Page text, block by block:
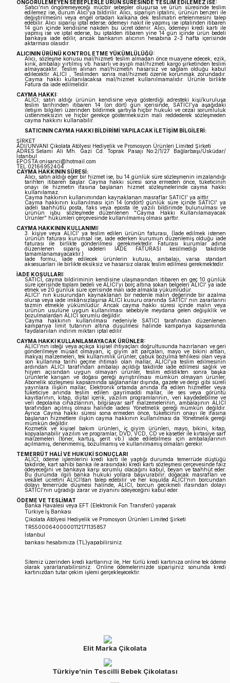
Erkek Bebek Çikolata Küpleri
Erkek Bebek Yeşeren Kalem
Erkek Bebek El Aynası
Kız Bebek Çikolata Küpleri
Kız Bebek Yeşeren Kalem
Kız Bebek El Aynası
ÖNGÖRÜLEMEYEN SEBEPLERLE ÜRÜN SÜRESİNDE TESLİM EDİLEMEZ İSE:
Satıcı’nın öngöremeyeceği mücbir sebepler oluşursa ve ürün süresinde teslim
edilemez ise, durum Alıcı’ya bildirilir. Alıcı, siparişin iptalini, ürünün benzeri ile
değiştirilmesini veya engel ortadan kalkana dek teslimatın ertelenmesini talep
edebilir. Alıcı siparişi iptal ederse; ödemeyi nakit ile yapmış ise iptalinden itibaren
14 gün içinde kendisine nakden bu ücret ödenir. Alıcı, ödemeyi kredi kartı ile
yapmış ise ve iptal ederse, bu iptalden itibaren yine 14 gün içinde ürün bedeli
bankaya iade edilir, ancak bankanın alıcının hesabına 2-3 hafta içerisinde
aktarması olasıdır.
ALICININ ÜRÜNÜ KONTROL ETME YÜKÜMLÜLÜĞÜ:
Alıcı, sözleşme konusu mal/hizmeti teslim almadan önce muayene edecek; ezik,
kırık, ambalajı yırtılmış vb. hasarlı ve ayıplı mal/hizmeti kargo şirketinden teslim
almayacaktır. Teslim alınan mal/hizmetin hasarsız ve sağlam olduğu kabul
edilecektir. ALICI , Teslimden sonra mal/hizmeti özenle korunmak zorundadır.
Cayma hakkı kullanılacaksa mal/hizmet kullanılmamalıdır. Ürünle birlikte
Fatura da iade edilmelidir.
CAYMA HAKKI:
ALICI; satın aldığı ürünün kendisine veya gösterdiği adresteki kişi/kuruluşa
teslim tarihinden itibaren 14 (on dört) gün içerisinde, SATICI’ya aşağıdaki
iletişim bilgileri üzerinden bildirmek şartıyla hiçbir hukuki ve cezai sorumluluk
üstlenmeksizin ve hiçbir gerekçe göstermeksizin malı reddederek sözleşmeden
cayma hakkını kullanabilir.
SATICININ CAYMA HAKKI BİLDİRİMİ YAPILACAK İLETİŞİM BİLGİLERİ:
ŞİRKET
ADI/UNVANI:Çikolata Atölyesi Hediyelik ve Promosyon Ürünleri Limited Şirketi
ADRES:Selami Ali Mh. Gazi Cd. Toprak Pasajı No:2/1/27 Bağlarbaşı/Üsküdar/
İstanbul
EPOSTA:onisanci@hotmail.com
TEL:02166952404
CAYMA HAKKININ SÜRESİ:
Alıcı, satın aldığı eğer bir hizmet ise, bu 14 günlük süre sözleşmenin imzalandığı
tarihten itibaren başlar. Cayma hakkı süresi sona ermeden önce, tüketicinin
onayı ile hizmetin ifasına başlanan hizmet sözleşmelerinde cayma hakkı
kullanılamaz.
Cayma hakkının kullanımından kaynaklanan masraflar SATICI’ ya aittir.
Cayma hakkının kullanılması için 14 (ondört) günlük süre içinde SATICI' ya
iadeli taahhütlü posta, faks veya eposta ile yazılı bildirimde bulunulması ve
ürünün işbu sözleşmede düzenlenen "Cayma Hakkı Kullanılamayacak
Ürünler" hükümleri çerçevesinde kullanılmamış olması şarttır.
CAYMA HAKKININ KULLANIMI:
3. kişiye veya ALICI’ ya teslim edilen ürünün faturası, (İade edilmek istenen
ürünün faturası kurumsal ise, iade ederken kurumun düzenlemiş olduğu iade
faturası ile birlikte gönderilmesi gerekmektedir. Faturası kurumlar adına
düzenlenen sipariş iadeleri İADE FATURASI kesilmediği takdirde
tamamlanamayacaktır.)
İade formu, İade edilecek ürünlerin kutusu, ambalajı, varsa standart
aksesuarları ile birlikte eksiksiz ve hasarsız olarak teslim edilmesi gerekmektedir.
İADE KOŞULLARI:
SATICI, cayma bildiriminin kendisine ulaşmasından itibaren en geç 10 günlük
süre içerisinde toplam bedeli ve ALICI’yı borç altına sokan belgeleri ALICI’ ya iade
etmek ve 20 günlük süre içerisinde malı iade almakla yükümlüdür.
ALICI’ nın kusurundan kaynaklanan bir nedenle malın değerinde bir azalma
olursa veya iade imkânsızlaşırsa ALICI kusuru oranında SATICI’ nın zararlarını
tazmin etmekle yükümlüdür. Ancak cayma hakkı süresi içinde malın veya
ürünün usulüne uygun kullanılması sebebiyle meydana gelen değişiklik ve
bozulmalardan ALICI sorumlu değildir.
Cayma hakkının kullanılması nedeniyle SATICI tarafından düzenlenen
kampanya limit tutarının altına düşülmesi halinde kampanya kapsamında
faydalanılan indirim miktarı iptal edilir.
CAYMA HAKKI KULLANILAMAYACAK ÜRÜNLER:
ALICI’nın isteği veya açıkça kişisel ihtiyaçları doğrultusunda hazırlanan ve geri
gönderilmeye müsait olmayan, iç giyim alt parçaları, mayo ve bikini altları,
makyaj malzemeleri, tek kullanımlık ürünler, çabuk bozulma tehlikesi olan veya
son kullanma tarihi geçme ihtimali olan mallar, ALICI’ya teslim edilmesinin
ardından ALICI tarafından ambalajı açıldığı takdirde iade edilmesi sağlık ve
hijyen açısından uygun olmayan ürünler, teslim edildikten sonra başka
ürünlerle karışan ve doğası gereği ayrıştırılması mümkün olmayan ürünler,
Abonelik sözleşmesi kapsamında sağlananlar dışında, gazete ve dergi gibi süreli
yayınlara ilişkin mallar, Elektronik ortamda anında ifa edilen hizmetler veya
tüketiciye anında teslim edilen gayrimaddi mallar, ile ses veya görüntü
kayıtlarının, kitap, dijital içerik, yazılım programlarının, veri kaydedebilme ve
veri depolama cihazlarının, bilgisayar sarf malzemelerinin, ambalajının ALICI
tarafından açılmış olması halinde iadesi Yönetmelik gereği mümkün değildir.
Ayrıca Cayma hakkı süresi sona ermeden önce, tüketicinin onayı ile ifasına
başlanan hizmetlere ilişkin cayma hakkının kullanılması da Yönetmelik gereği
mümkün değildir.
Kozmetik ve kişisel bakım ürünleri, iç giyim ürünleri, mayo, bikini, kitap,
kopyalanabilir yazılım ve programlar, DVD, VCD, CD ve kasetler ile kırtasiye sarf
malzemeleri (toner, kartuş, şerit vb.) iade edilebilmesi için ambalajlarının
açılmamış, denenmemiş, bozulmamış ve kullanılmamış olmaları gerekir.
TEMERRÜT HALİ VE HUKUKİ SONUÇLARI
ALICI, ödeme işlemlerini kredi kartı ile yaptığı durumda temerrüde düştüğü
takdirde, kart sahibi banka ile arasındaki kredi kartı sözleşmesi çerçevesinde faiz
ödeyeceğini ve bankaya karşı sorumlu olacağını kabul, beyan ve taahhüt eder.
Bu durumda ilgili banka hukuki yollara başvurabilir; doğacak masrafları ve
vekâlet ücretini ALICI’dan talep edebilir ve her koşulda ALICI’nın borcundan
dolayı temerrüde düşmesi halinde, ALICI, borcun gecikmeli ifasından dolayı
SATICI’nın uğradığı zarar ve ziyanını ödeyeceğini kabul eder.
ÖDEME VE TESLİMAT
Banka Havalesi veya EFT (Elektronik Fon Transferi) yaparak
Türkiye İş Bankası
Çikolata Atölyesi Hediyelik ve Promosyon Ürünleri Limited Şirketi
TR550006400000112171135857
İstanbul
bankası hesabımıza (TL)yapabilirsiniz.
Sitemiz üzerinden kredi kartlarınız ile, Her türlü kredi kartınıza online tek ödeme
olarak yararlanabilirsiniz. Online ödemelerinizde siparişiniz sonunda kredi
kartınızdan tutar çekim işlemi gerçekleşecektir.
Elit Marka Çikolata
Türkiye’nin Tescilli Bebek Çikolatası